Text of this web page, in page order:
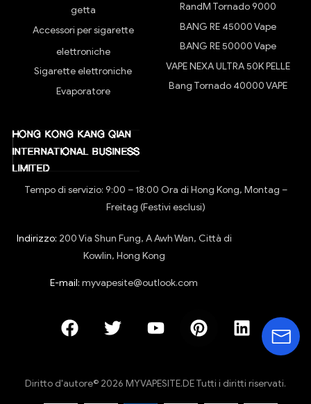
getta
Accessori per sigarette
elettroniche
Sigarette elettroniche
Evaporatore
RandM Tornado 9000
BANG RE 45000 Vape
BANG RE 50000 Vape
VAPE NEXA ULTRA 50K PELLE
Bang Tornado 40000 VAPE
Tempo di servizio: 9:00 – 18:00 Ora di Hong Kong, Montag –
Freitag (Festivi esclusi)
Indirizzo: 200 Via Shun Fung, A Awh Wan, Città di
Kowlin, Hong Kong
E-mail: myvapesite@outlook.com
Diritto d'autore© 2026 MYVAPESITE.DE Tutti i diritti riservati.